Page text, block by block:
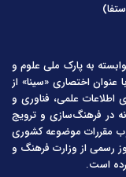
به پارک ملی علوم و
اختصاری «سینا» از
اطلاعات علمی، فناوری و
در فرهنگ‌سازی و ترویج
مقررات موضوعه کشوری
رسمی از وزارت فرهنگ و